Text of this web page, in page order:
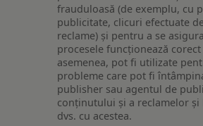
frauduloasă (de exemplu, cu
publicitate, clicuri efectuate
reclame) și pentru a se
procesele funcționează
asemenea, pot fi utilizate
probleme care pot fi
publisher sau agentul de
conținutului și a reclamelor și
dvs. cu acestea.